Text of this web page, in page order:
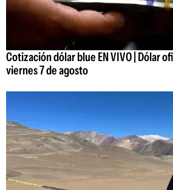
Cotización dólar blue EN VIVO | Dólar
viernes 7 de agosto